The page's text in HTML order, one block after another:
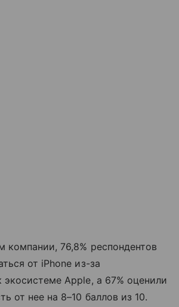
компании, 76,8% респондентов
от iPhone из-за
экосистеме Apple, а 67% оценили
от нее на 8–10 баллов из 10.